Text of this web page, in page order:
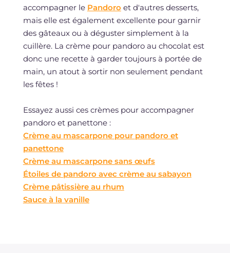
accompagner le Pandoro et d'autres desserts,
mais elle est également excellente pour garnir
des gâteaux ou à déguster simplement à la
cuillère. La crème pour pandoro au chocolat est
donc une recette à garder toujours à portée de
main, un atout à sortir non seulement pendant
les fêtes !
Essayez aussi ces crèmes pour accompagner
pandoro et panettone :
Crème au mascarpone pour pandoro et
panettone
Crème au mascarpone sans œufs
Étoiles de pandoro avec crème au sabayon
Crème pâtissière au rhum
Sauce à la vanille